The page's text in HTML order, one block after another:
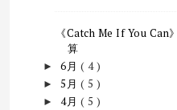
《Catch Me If You Can
算
►6月 ( 4 )
►5月 ( 5 )
►4月 ( 5 )